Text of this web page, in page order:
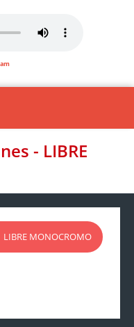
- LIBRE
LIBRE MONOCROMO